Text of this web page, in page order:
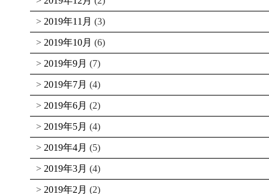
2019年11月 (3)
2019年10月 (6)
2019年9月 (7)
2019年7月 (4)
2019年6月 (2)
2019年5月 (4)
2019年4月 (5)
2019年3月 (4)
2019年2月 (2)